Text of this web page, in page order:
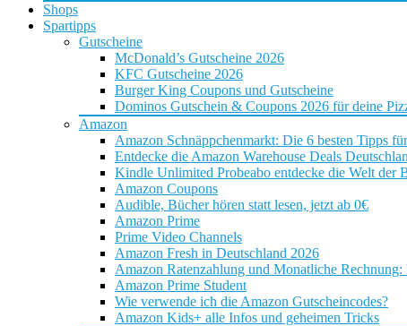
Shops
Spartipps
Gutscheine
McDonald’s Gutscheine 2026
KFC Gutscheine 2026
Burger King Coupons und Gutscheine
Dominos Gutschein & Coupons 2026 für deine
Amazon
Amazon Schnäppchenmarkt: Die 6 besten Tipps
Entdecke die Amazon Warehouse Deals
Kindle Unlimited Probeabo entdecke die Welt der
Amazon Coupons
Audible, Bücher hören statt lesen, jetzt ab 0€
Amazon Prime
Prime Video Channels
Amazon Fresh in Deutschland 2026
Amazon Ratenzahlung und Monatliche
Amazon Prime Student
Wie verwende ich die Amazon Gutscheincodes?
Amazon Kids+ alle Infos und geheimen Tricks